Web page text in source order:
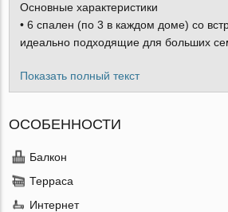
Основные характеристики
• 6 спален (по 3 в каждом доме) со
идеально подходящие для больших
Показать полный текст
ОСОБЕННОСТИ
Балкон
Терраса
Интернет